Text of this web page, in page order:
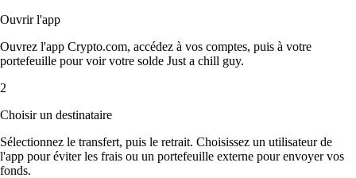
Ouvrir l'app
Ouvrez l'app Crypto.com, accédez à vos comptes, puis à votre
portefeuille pour voir votre solde Just a chill guy.
2
Choisir un destinataire
Sélectionnez le transfert, puis le retrait. Choisissez un utilisateur de
l'app pour éviter les frais ou un portefeuille externe pour envoyer vos
fonds.